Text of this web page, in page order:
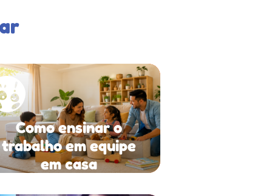
Como ensinar o
trabalho em equipe
em casa